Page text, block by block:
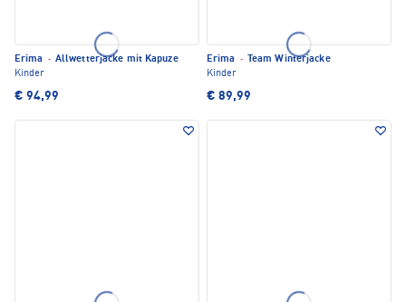
Erima · Allwetterjacke mit Kapuze
Kinder
€ 94,99
Erima ·
Team Winterjacke
Kinder
€ 89,99